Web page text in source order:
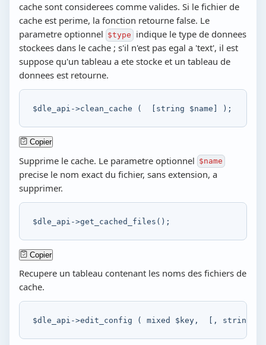
cache sont considerees comme valides. Si le fichier de
cache est perime, la fonction retourne false. Le
parametre optionnel $type indique le type de donnees
stockees dans le cache ; s'il n'est pas egal a 'text', il est
suppose qu'un tableau a ete stocke et un tableau de
donnees est retourne.
$dle_api ->clean_cache ( string $name ) ;
Copier
Supprime le cache. Le parametre optionnel $name
precise le nom exact du fichier, sans extension, a
supprimer.
$dle_api ->get_cached_files ( ) ;
Copier
Recupere un tableau contenant les noms des fichiers de
cache.
$dle_api ->edit_config ( mixed $key, , string